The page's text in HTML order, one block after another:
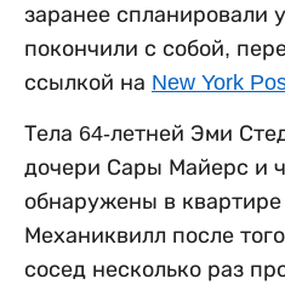
заранее спланировали
покончили с собой,
ссылкой на New York
Тела 64-летней Эми
дочери Сары Майерс и
обнаружены в квартире
Механиквилл после
сосед несколько раз